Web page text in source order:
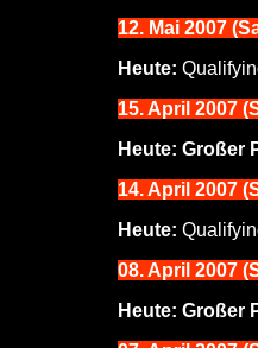
12. Mai 2007
Heute:
15. April 2007
Heute: Großer
14. April 2007
Heute:
08. April 2007
Heute: Großer